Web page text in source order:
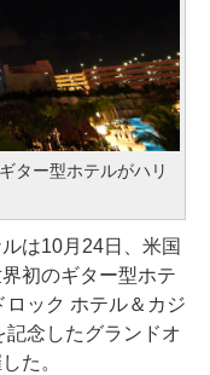
ター型ホテルがハリ
は10月24日、米国
初のギター型ホテ
ック ホテル＆カジ
記念したグランドオ
た。